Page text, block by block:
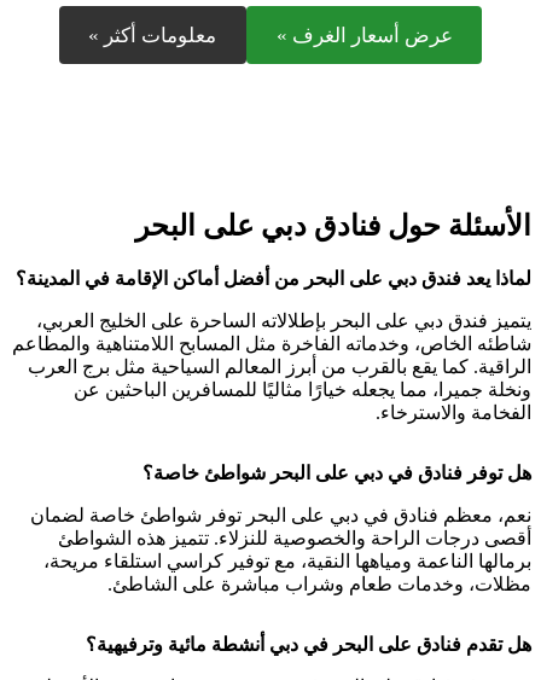
عرض أسعار الغرف » معلومات أكثر »
الأسئلة حول فنادق دبي على البحر
لماذا يعد فندق دبي على البحر من أفضل أماكن الإقامة في المدينة؟
يتميز فندق دبي على البحر بإطلالاته الساحرة على الخليج العربي،
شاطئه الخاص، وخدماته الفاخرة مثل المسابح اللامتناهية والمطاعم
الراقية. كما يقع بالقرب من أبرز المعالم السياحية مثل برج العرب
ونخلة جميرا، مما يجعله خيارًا مثاليًا للمسافرين الباحثين عن
الفخامة والاسترخاء.
هل توفر فنادق في دبي على البحر شواطئ خاصة؟
نعم، معظم فنادق في دبي على البحر توفر شواطئ خاصة لضمان
أقصى درجات الراحة والخصوصية للنزلاء. تتميز هذه الشواطئ
برمالها الناعمة ومياهها النقية، مع توفير كراسي استلقاء مريحة،
مظلات، وخدمات طعام وشراب مباشرة على الشاطئ.
هل تقدم فنادق على البحر في دبي أنشطة مائية وترفيهية؟